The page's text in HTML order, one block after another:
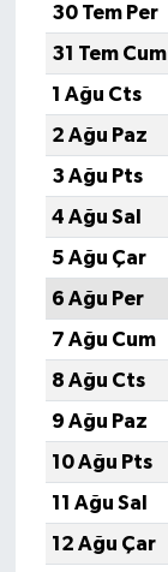
30 Tem Per
31 Tem Cum
1 Ağu Cts
2 Ağu Paz
3 Ağu Pts
4 Ağu Sal
5 Ağu Çar
6 Ağu Per
7 Ağu Cum
8 Ağu Cts
9 Ağu Paz
10 Ağu Pts
11 Ağu Sal
12 Ağu Çar